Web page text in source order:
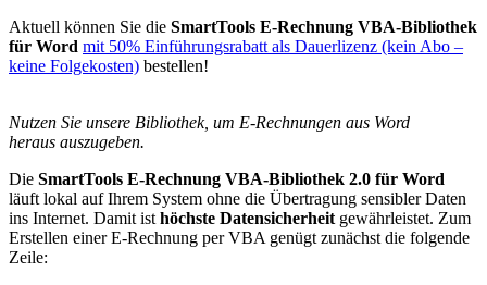
Aktuell können Sie die SmartTools E-Rechnung VBA-Bibliothek
für Word mit 50% Einführungsrabatt als Dauerlizenz (kein Abo –
keine Folgekosten) bestellen!
Nutzen Sie unsere Bibliothek, um E-Rechnungen aus Word
heraus auszugeben.
Die SmartTools E-Rechnung VBA-Bibliothek 2.0 für Word
läuft lokal auf Ihrem System ohne die Übertragung sensibler Daten
ins Internet. Damit ist höchste Datensicherheit gewährleistet. Zum
Erstellen einer E-Rechnung per VBA genügt zunächst die folgende
Zeile: